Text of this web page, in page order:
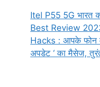
Itel P55 5G भारत
Best Review
Hacks : आपके फोन में
अपडेट ‘ का मैसेज,